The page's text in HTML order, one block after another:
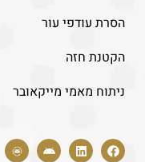
הסרת עודפי עור
הקטנת חזה
ניתוח מאמי מייקאובר